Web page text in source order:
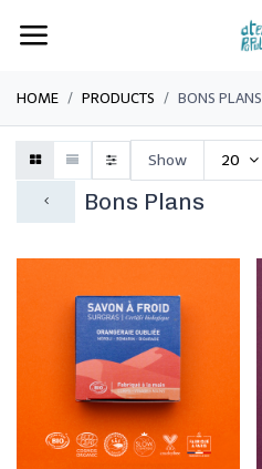
HOME PRODUCTS BONS PLANS
Bons Plans
Show 20